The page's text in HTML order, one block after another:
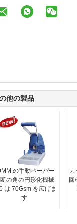
他の製品
の手動ペーパー
の角の円形化機械
は 70Gsm を広げま
す
カ
回